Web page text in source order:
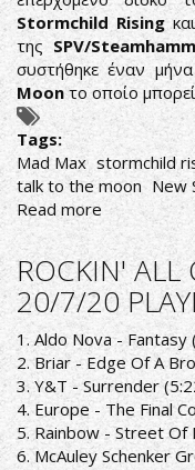
Stormchild Rising
της SPV/
συστήθηκε έναν
Moonτο οποίο
Tags:
Mad Max stormchild
talk to the moon New
Read more about
MAD
MAX:
ΝΕΟ
SINGLE
ΑΠΟ
ΤΟΝ
ΔΙΣΚΟ
ROCKIN' ALL
20/7/20
1. Aldo Nova - Fantasy
2. Briar - Edge Of A
3. Y&T - Surrender
4. Europe - The Final
5. Rainbow - Street Of
6. McAuley Schenker